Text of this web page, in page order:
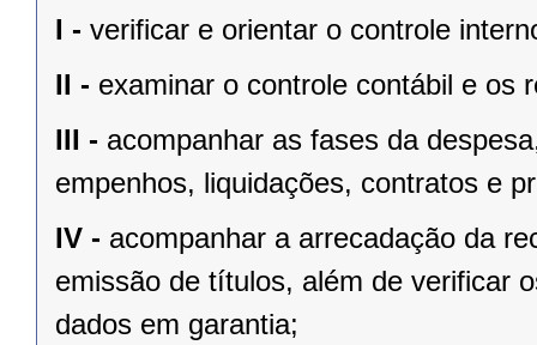
I - verificar e orientar o controle
II - examinar o controle contábil e os
III - acompanhar as fases da
empenhos, liquidações, contratos e
IV - acompanhar a arrecadação da
emissão de títulos, além de verificar
dados em garantia;